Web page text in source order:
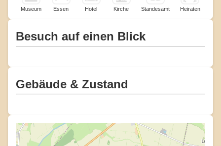
Museum Essen Hotel Kirche Standesamt Heiraten
Besuch auf einen Blick
Gebäude & Zustand